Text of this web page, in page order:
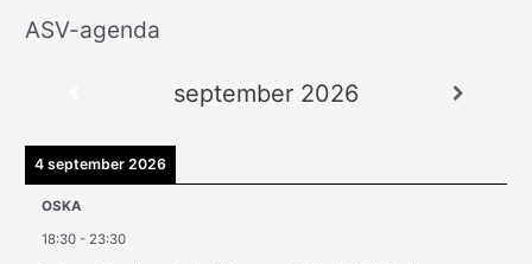
ASV-agenda
september 2026
4 september 2026
OSKA
18:30 - 23:30
A
e